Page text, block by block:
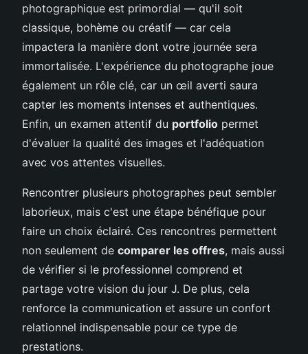
photographique est primordial — qu'il soit
classique, bohème ou créatif — car cela
impactera la manière dont votre journée sera
immortalisée. L'expérience du photographe joue
également un rôle clé, car un œil averti saura
capter les moments intenses et authentiques.
Enfin, un examen attentif du portfolio permet
d'évaluer la qualité des images et l'adéquation
avec vos attentes visuelles.
Rencontrer plusieurs photographes peut sembler
laborieux, mais c'est une étape bénéfique pour
faire un choix éclairé. Ces rencontres permettent
non seulement de comparer les offres, mais aussi
de vérifier si le professionnel comprend et
partage votre vision du jour J. De plus, cela
renforce la communication et assure un confort
relationnel indispensable pour ce type de
prestations.